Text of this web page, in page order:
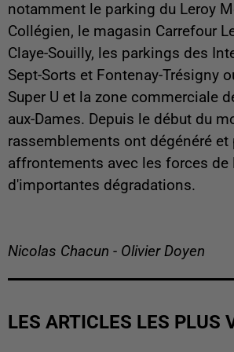
notamment le parking du Leroy
Collégien, le magasin Carrefour
Claye-Souilly, les parkings des
Sept-Sorts et Fontenay-Trésigny
Super U et la zone commerciale
aux-Dames. Depuis le début du
rassemblements ont dégénéré et
affrontements avec les forces de
d'importantes dégradations.
Nicolas Chacun - Olivier Doyen
LES ARTICLES LES PLUS